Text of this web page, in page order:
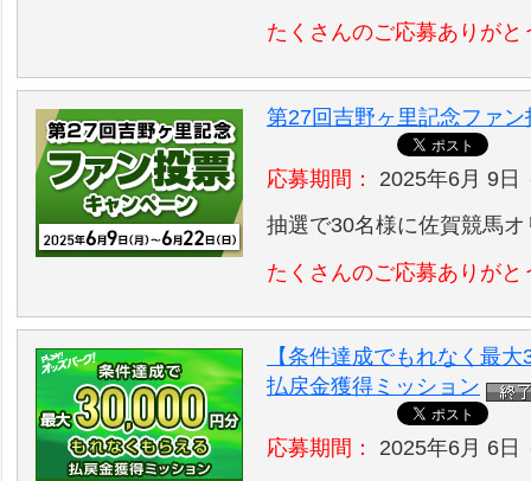
たくさんのご応募ありがと
第27回吉野ヶ里記念ファ
応募期間：
2025年6月 9日
抽選で30名様に佐賀競馬
たくさんのご応募ありがと
【条件達成でもれなく最
払戻金獲得ミッション
応募期間：
2025年6月 6日